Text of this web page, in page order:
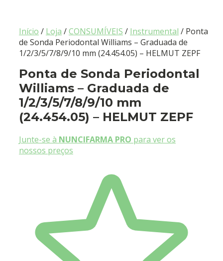
Início / Loja /CONSUMÍVEIS / Instrumental / Ponta
de Sonda Periodontal Williams – Graduada de
1/2/3/5/7/8/9/10 mm (24.454.05) – HELMUT ZEPF
Ponta de Sonda Periodontal
Williams – Graduada de
1/2/3/5/7/8/9/10 mm
(24.454.05) – HELMUT ZEPF
Junte-se à NUNCIFARMA PRO para ver os
nossos preços